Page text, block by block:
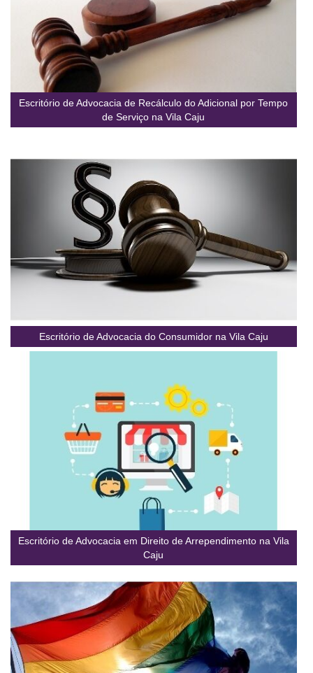
Escritório de Advocacia de Recálculo do Adicional por Tempo
de Serviço na Vila Caju
Escritório de Advocacia do Consumidor na Vila Caju
Escritório de Advocacia em Direito de Arrependimento na Vila
Caju